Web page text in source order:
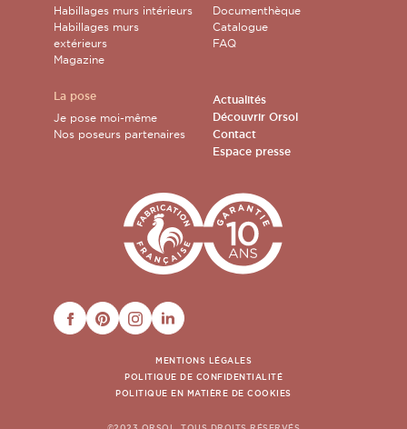
Habillages murs intérieurs
Habillages murs
extérieurs
Magazine
La pose
Je pose moi-même
Nos poseurs partenaires
Documenthèque
Catalogue
FAQ
Actualités
Découvrir Orsol
Contact
Espace presse
FACEBOOKPINTERESTINSTAGRAM
LINKEDIN
MENTIONS LÉGALES
POLITIQUE DE CONFIDENTIALITÉ
POLITIQUE EN MATIÈRE DE COOKIES